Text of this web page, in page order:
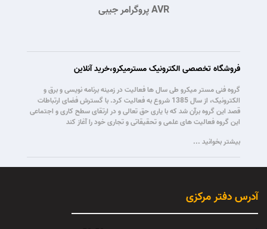
پروگرامر جیبی AVR
فروشگاه تخصصی الکترونیک مسترمیکرو،خرید آنلاین
گروه فنی مستر میکرو طی سال ها فعالیت در زمینه برنامه نویسی و برق و
الکترونیک، از سال 1385 شروع به فعالیت کرد. با گسترش فضای ارتباطات
قصد این گروه برآن شد که با یاری حق تعالی و در ارتقای سطح کاری و اجتماعی
این گروه فعالیت های علمی و تحقیقاتی و تجاری خود را آغاز کند
بیشتر بخوانید ...
آدرس دفتر مرکزی